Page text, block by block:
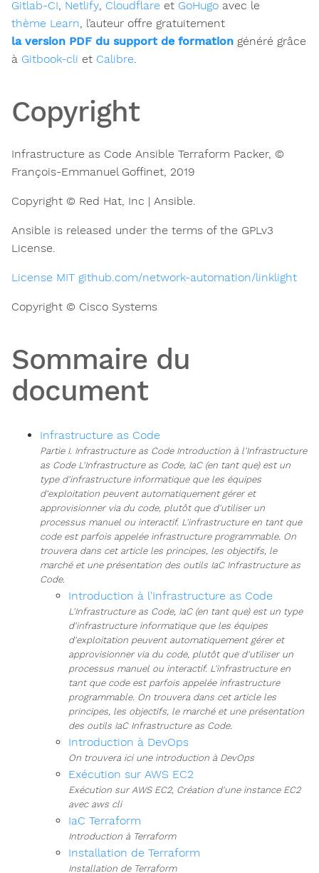
Gitlab-CI, Netlify, Cloudflare et GoHugo avec le
thème Learn, l’auteur offre gratuitement
la version PDF du support de formation généré grâce
à Gitbook-cli et Calibre.
Copyright
Infrastructure as Code Ansible Terraform Packer, ©
François-Emmanuel Goffinet, 2019
Copyright © Red Hat, Inc | Ansible.
Ansible is released under the terms of the GPLv3
License.
License MIT github.com/network-automation/linklight
Copyright © Cisco Systems
Sommaire du
document
Infrastructure as Code
Partie I. Infrastructure as Code Introduction à l'Infrastructure
as Code L'Infrastructure as Code, IaC (en tant que) est un
type d'infrastructure informatique que les équipes
d'exploitation peuvent automatiquement gérer et
approvisionner via du code, plutôt que d'utiliser un
processus manuel ou interactif. L'infrastructure en tant que
code est parfois appelée infrastructure programmable. On
trouvera dans cet article les principes, les objectifs, le
marché et une présentation des outils IaC Infrastructure as
Code.
Introduction à l'Infrastructure as Code
L'Infrastructure as Code, IaC (en tant que) est un type
d'infrastructure informatique que les équipes
d'exploitation peuvent automatiquement gérer et
approvisionner via du code, plutôt que d'utiliser un
processus manuel ou interactif. L'infrastructure en
tant que code est parfois appelée infrastructure
programmable. On trouvera dans cet article les
principes, les objectifs, le marché et une présentation
des outils IaC Infrastructure as Code.
Introduction à DevOps
On trouvera ici une introduction à DevOps
Exécution sur AWS EC2
Exécution sur AWS EC2, Création d'une instance EC2
avec aws cli
IaC Terraform
Introduction à Terraform
Installation de Terraform
Installation de Terraform